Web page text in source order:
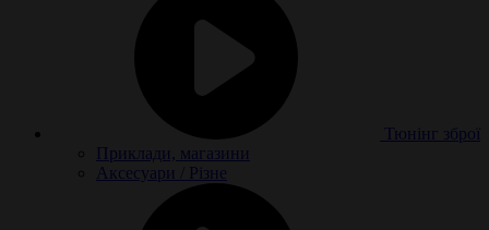
Тюнінг зброї
Приклади, магазини
Аксесуари / Різне